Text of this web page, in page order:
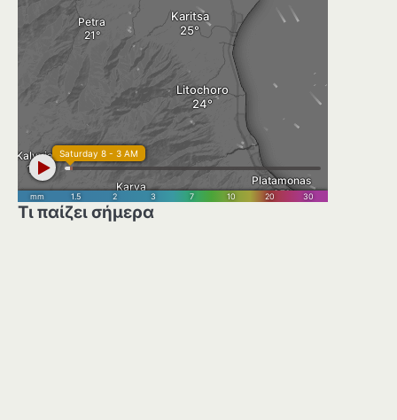
Τι παίζει σήμερα